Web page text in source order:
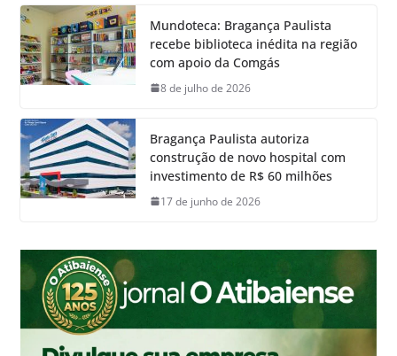
Mundoteca: Bragança Paulista
recebe biblioteca inédita na região
com apoio da Comgás
8 de julho de 2026
Bragança Paulista autoriza
construção de novo hospital com
investimento de R$ 60 milhões
17 de junho de 2026